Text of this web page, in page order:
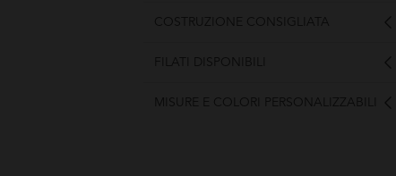
COSTRUZIONE CONSIGLIATA
FILATI DISPONIBILI
MISURE E COLORI PERSONALIZZABILI